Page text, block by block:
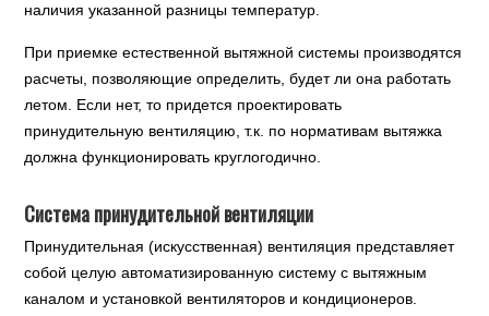
наличия указанной разницы температур.
При приемке естественной вытяжной системы производятся
расчеты, позволяющие определить, будет ли она работать
летом. Если нет, то придется проектировать
принудительную вентиляцию, т.к. по нормативам вытяжка
должна функционировать круглогодично.
Система принудительной вентиляции
Принудительная (искусственная) вентиляция представляет
собой целую автоматизированную систему с вытяжным
каналом и установкой вентиляторов и кондиционеров.